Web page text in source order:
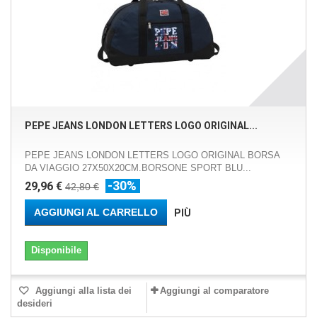
PEPE JEANS LONDON LETTERS LOGO ORIGINAL...
PEPE JEANS LONDON LETTERS LOGO ORIGINAL BORSA
DA VIAGGIO 27X50X20CM.BORSONE SPORT BLU...
29,96 € 42,80 € -30%
AGGIUNGI AL CARRELLO PIÙ
Disponibile
Aggiungi alla lista dei
desideri
Aggiungi al comparatore